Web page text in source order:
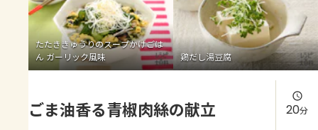
よくあるお問い合わせ
お買い物
AJINOMOTO PARK とは
たたききゅうりのスープかけごは
ん ガーリック風味
鶏だし湯豆腐
ごま油香る青椒肉絲の献立 20分